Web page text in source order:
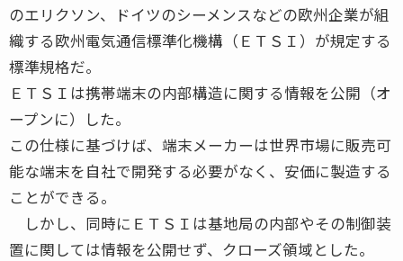
のエリクソン、ドイツのシーメンスなどの欧州企業が組
織する欧州電気通信標準化機構（ＥＴＳＩ）が規定する
標準規格だ。
ＥＴＳＩは携帯端末の内部構造に関する情報を公開（オ
ープンに）した。
この仕様に基づけば、端末メーカーは世界市場に販売可
能な端末を自社で開発する必要がなく、安価に製造する
ことができる。
しかし、同時にＥＴＳＩは基地局の内部やその制御装
置に関しては情報を公開せず、クローズ領域とした。